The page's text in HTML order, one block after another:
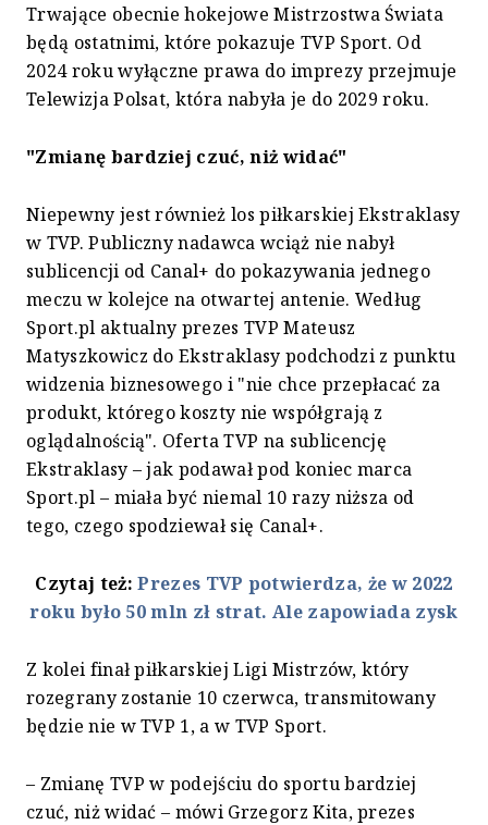
Trwające obecnie hokejowe Mistrzostwa Świata
będą ostatnimi, które pokazuje TVP Sport. Od
2024 roku wyłączne prawa do imprezy przejmuje
Telewizja Polsat, która nabyła je do 2029 roku.
"Zmianę bardziej czuć, niż widać"
Niepewny jest również los piłkarskiej Ekstraklasy
w TVP. Publiczny nadawca wciąż nie nabył
sublicencji od Canal+ do pokazywania jednego
meczu w kolejce na otwartej antenie. Według
Sport.pl aktualny prezes TVP Mateusz
Matyszkowicz do Ekstraklasy podchodzi z punktu
widzenia biznesowego i "nie chce przepłacać za
produkt, którego koszty nie współgrają z
oglądalnością". Oferta TVP na sublicencję
Ekstraklasy – jak podawał pod koniec marca
Sport.pl – miała być niemal 10 razy niższa od
tego, czego spodziewał się Canal+.
Czytaj też:Prezes TVP potwierdza, że w 2022
roku było 50 mln zł strat. Ale zapowiada zysk
Z kolei finał piłkarskiej Ligi Mistrzów, który
rozegrany zostanie 10 czerwca, transmitowany
będzie nie w TVP 1, a w TVP Sport.
– Zmianę TVP w podejściu do sportu bardziej
czuć, niż widać – mówi Grzegorz Kita, prezes